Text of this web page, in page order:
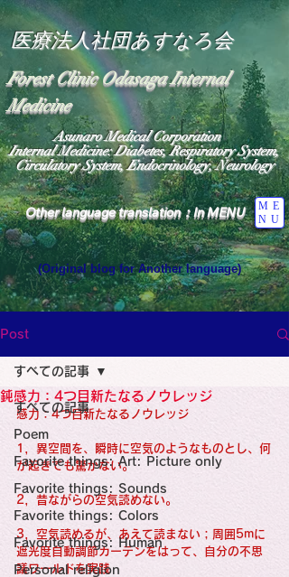
医療法人社団あすなろ会
Forest Clinic Odasaga Internal
Medicine
Other language translation：In MENU
ME
NU
Asunaro Medical Corporation
Internal Medicine: Diabetes, Respiratory System,
Circulatory System, Endocrinology, Neurology
(Original blog for Another language)
Heavens: Beyond the Universe: The World
the God of Light Resides"
Medicine Specialist
Specialist
Wide Blog
Medicine
Religion
Post
すべての記事
Poem
Favorite things: Art: Picture only
Favorite things: Sounds
Favorite things: Colors
Favorite things: Human
Personal religion
すべての記事
鈍感力：4つ目新たなるノウレッジ
感力：4つ目新たなるノウレッジ
1，異空間を、瞬時に空気のようなものとし、何
が起きても驚かない。
2，昔ながらの空気読めない。
3，空気読めるが、あえて読まない；周囲5mに
遮光度自動調節カーテンをはって、自分の不思
議ワールドを実践